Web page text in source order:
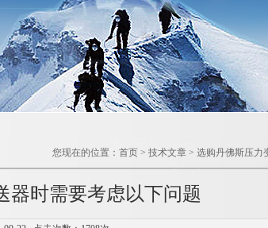
您现在的位置： 首页 > 技术文章 > 选购丹佛斯压力
器时需要考虑以下问题